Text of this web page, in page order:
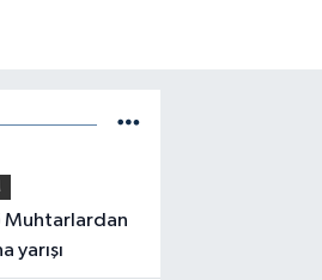
Muhtarlardan
yarışı